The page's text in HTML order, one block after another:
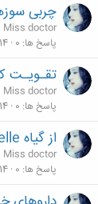
چربی
Miss doctor
پاسخ ها 0
تقـویـت
Miss doctor
پاسخ ها 0
از گیاه sabdariffa roselle چه می دانید
Miss doctor
پاسخ ها 0